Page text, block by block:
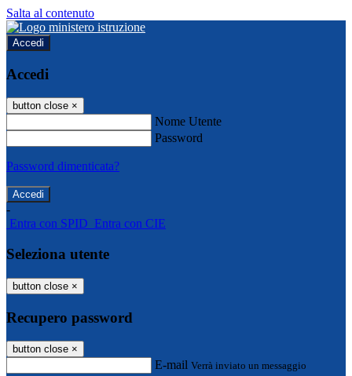
Salta al contenuto
Accedi
Accedi
button close ×
Nome Utente
Password
Password dimenticata?
-
Entra con SPID Entra con CIE
Seleziona utente
button close ×
Recupero password
button close ×
E-mail Verrà inviato un messaggio